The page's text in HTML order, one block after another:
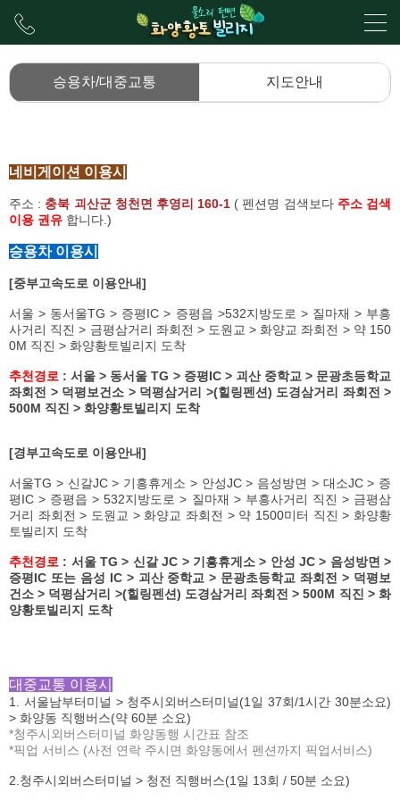
승용차/대중교통 지도안내
네비게이션 이용시
주소 : 충북 괴산군 청천면 후영리 160-1 ( 펜션명 검색보다 주소 검색
이용 권유 합니다.)
승용차 이용시
[중부고속도로 이용안내]
서울 > 동서울TG > 증평IC > 증평읍 >532지방도로 > 질마재 > 부흥
사거리 직진 > 금평삼거리 좌회전 > 도원교 > 화양교 좌회전 > 약 150
0M 직진 > 화양황토빌리지 도착
추천경로 : 서울 > 동서울 TG > 증평IC > 괴산 중학교 > 문광초등학교
좌회전 > 덕평보건소 > 덕평삼거리 >(힐링펜션) 도경삼거리 좌회전 >
500M 직진 > 화양황토빌리지 도착
[경부고속도로 이용안내]
서울TG > 신갈JC > 기흥휴게소 > 안성JC > 음성방면 > 대소JC > 증
평IC > 증평읍 > 532지방도로 > 질마재 > 부흥사거리 직진 > 금평삼
거리 좌회전 > 도원교 > 화양교 좌회전 > 약 1500미터 직진 > 화양황
토빌리지 도착
추천경로 : 서울 TG > 신갈 JC > 기흥휴게소 > 안성 JC > 음성방면 >
증평IC 또는 음성 IC > 괴산 중학교 > 문광초등학교 좌회전 > 덕평보
건소 > 덕평삼거리 >(힐링펜션) 도경삼거리 좌회전 > 500M 직진 > 화
양황토빌리지 도착
대중교통 이용시
1. 서울남부터미널 > 청주시외버스터미널(1일 37회/1시간 30분소요)
> 화양동 직행버스(약 60분 소요)
*청주시외버스터미널 화양동행 시간표 참조
*픽업 서비스 (사전 연락 주시면 화양동에서 펜션까지 픽업서비스)
2.청주시외버스터미널 > 청전 직행버스(1일 13회 / 50분 소요)